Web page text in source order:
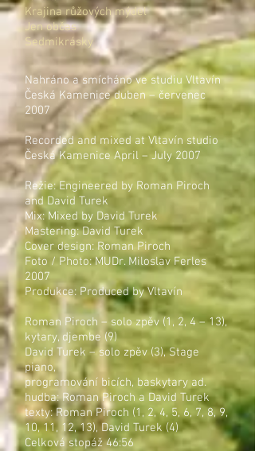
Krajina růžových mýdel
Jen občas
Sedmikrásky
Nahráno a smícháno ve studiu Vltavín
Česká Kamenice duben – červenec
2007
Recorded and mixed at Vltavín studio
Česká Kamenice April – July 2007
Režie: Engineered by Roman Piroch
and David Turek
Mix: Mixed by David Turek
Mastering: David Turek
Cover design: Roman Piroch
Foto / Photo: MUDr. Miloslav Ferles
2007
Produkce: Produced by Vltavín
Roman Piroch – solo zpěv (1, 2, 4 – 13),
kytary, djembe (9)
David Turek – solo zpěv (3), Stage
piano,
programování bicích, baskytary ad.
hudba: Roman Piroch a David Turek
texty: Roman Piroch (1, 2, 4, 5, 6, 7, 8, 9,
10, 11, 12, 13), David Turek (4)
Celková stopáž 46:56